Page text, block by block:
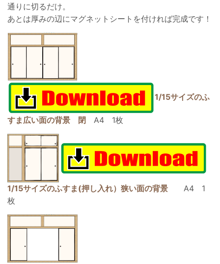
通りに切るだけ。
あとは厚みの辺にマグネットシートを付ければ完成です！
1/15サイズのふ
すま広い面の背景 閉 A4 1枚
1/15サイズのふすま(押し入れ）狭い面の背景 A4 1
枚